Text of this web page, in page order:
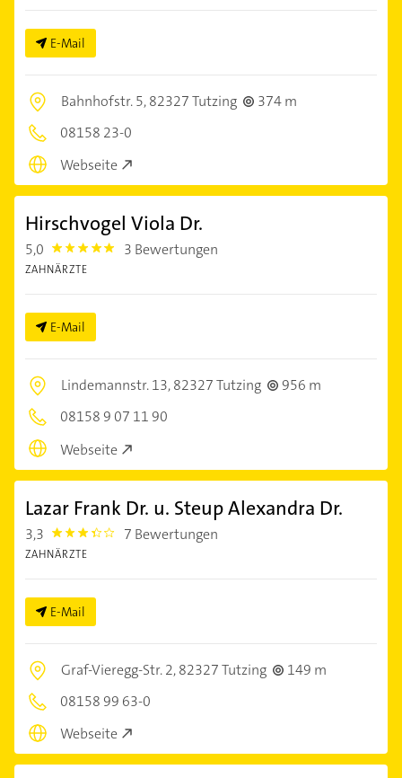
E-Mail
Bahnhofstr. 5,82327 Tutzing
374 m
08158 23-0
Webseite
Hirschvogel Viola Dr.
5,0 5.0 3 Bewertungen
ZAHNÄRZTE
E-Mail
Lindemannstr. 13,82327 Tutzing
956 m
08158 9 07 11 90
Webseite
Lazar Frank Dr. u. Steup Alexandra Dr.
3,3 3.3 7 Bewertungen
ZAHNÄRZTE
E-Mail
Graf-Vieregg-Str. 2,82327 Tutzing
149 m
08158 99 63-0
Webseite